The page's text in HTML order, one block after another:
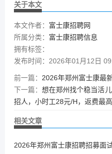
关于本文
本文作者： 富士康招聘网
所属分类： 富士康招聘信息
拥有标签：
发布时间：2026年01月12日
前一篇： 2026年郑州富士康最
下一篇：想在郑州找个稳当活
招人，小时工28元/H，返费最
相关文章
2026年郑州富士康招聘招募面